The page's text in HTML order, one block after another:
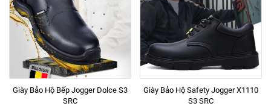
Giày Bảo Hộ Bếp Jogger Dolce S3
SRC
Giày Bảo Hộ Safety Jogger X1110
S3 SRC